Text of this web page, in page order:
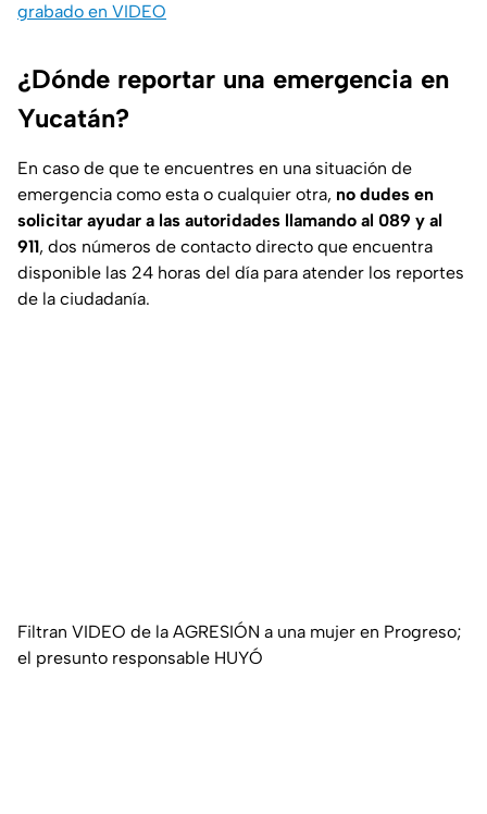
grabado en VIDEO
¿Dónde reportar una emergencia en
Yucatán?
En caso de que te encuentres en una situación de
emergencia como esta o cualquier otra, no dudes en
solicitar ayudar a las autoridades llamando al 089 y al
911, dos números de contacto directo que encuentra
disponible las 24 horas del día para atender los reportes
de la ciudadanía.
Filtran VIDEO de la AGRESIÓN a una mujer en Progreso;
el presunto responsable HUYÓ